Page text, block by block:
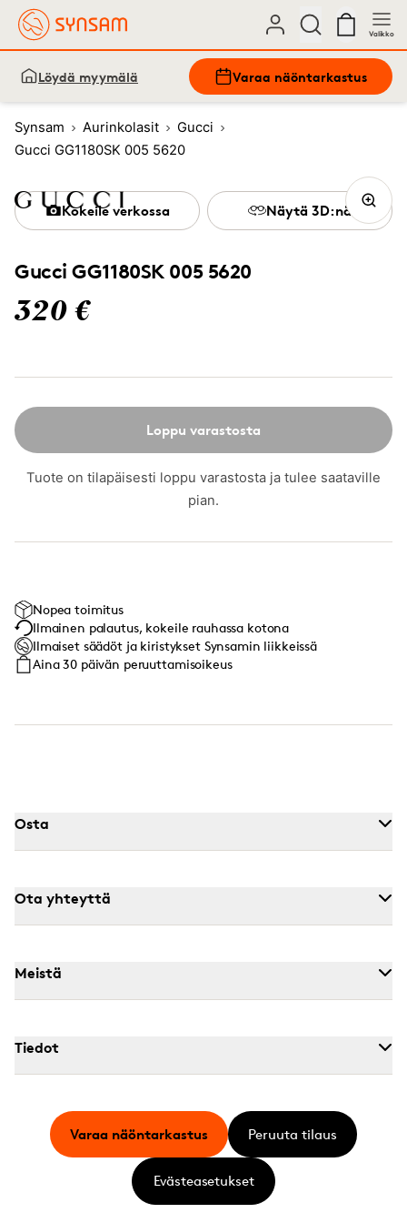
Valikko
Löydä myymälä Varaa näöntarkastus
Synsam Aurinkolasit
Gucci
Gucci GG1180SK 005 5620
Gucci GG1180SK 005 5620
320 €
Loppu varastosta
Tuote on tilapäisesti loppu varastosta ja tulee saataville
pian.
Kokeile verkossa Näytä 3D:nä
Nopea toimitus
Ilmainen palautus, kokeile rauhassa kotona
Ilmaiset säädöt ja kiristykset Synsamin liikkeissä
Aina 30 päivän peruuttamisoikeus
Osta
Ota yhteyttä
Meistä
Tiedot
Varaa näöntarkastus Peruuta tilaus
Evästeasetukset